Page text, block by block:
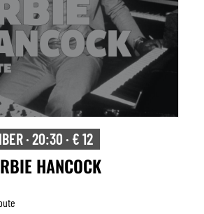
· 20:30 · € 12
HANCOCK